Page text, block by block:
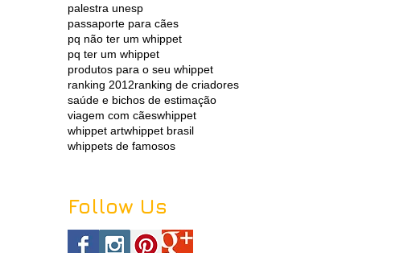
palestra unesp
passaporte para cães
pq não ter um whippet
pq ter um whippet
produtos para o seu whippet
ranking 2012ranking de criadores
saúde e bichos de estimação
viagem com cãeswhippet
whippet artwhippet brasil
whippets de famosos
Follow Us